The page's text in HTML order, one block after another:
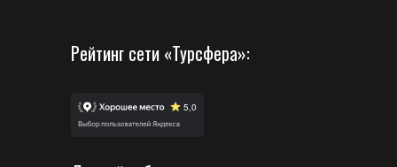
Рейтинг сети «Турсфера»: